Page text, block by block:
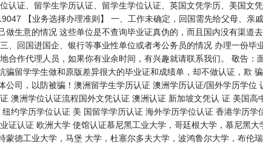
认证、留学生学历认证、留学生学位认证、英国文凭学历、美国文
【业务选择办理准则】 一、工作未确定，回国需先给父母、亲
做生意的情况 这些单位是不查询毕业证真伪的，而且国内没有渠道
、回国进国企、银行等事业性单位或者考公务员的情况 办理一份
合作代理人员，如果你有业余时间，有兴趣就请联系我们。 敬告
骗留学学生做和原版差异很大的毕业证和成绩单，却不做认证，欺
公司，以防被骗！澳洲留学生学历认证 澳洲学历认证/国外学历学
澳洲学位认证流程国外文凭认证 澳洲认证 新加坡文凭认 证 美国
约学历学位认证 美 国留学学历认证 海外学历学位认证 香港学历
证认证 欧洲大学 使馆认证慕尼黑工业大学，哥廷根大学，慕尼黑
蒙德工业大学，马堡 大学，杜塞尔多夫大学，波鸿鲁尔大学，布伦